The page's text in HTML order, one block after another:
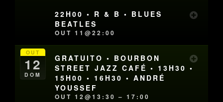
22H00 • R & B • BLUES
BEATLES
OUT 11@22:00
OUT
12
DOM
GRATUITO • BOURBON
STREET JAZZ CAFÉ • 13H30 •
15H00 • 16H30 • ANDRÉ
YOUSSEF
OUT 12@13:30 – 17:00